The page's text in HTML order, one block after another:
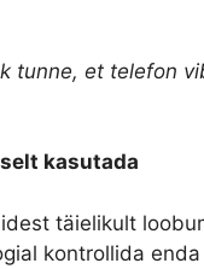
tunne, et telefon
kasutada
täielikult
kontrollida